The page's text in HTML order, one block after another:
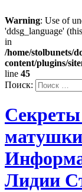
Warning: Use of
'ddsg_language'
in
/home/stolbunets/
content/plugins/
line 45
Поиск:
Секреты
Лидии